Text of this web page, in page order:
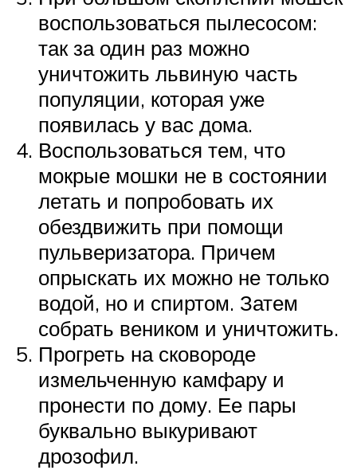
воспользоваться пылесосом:
так за один раз можно
уничтожить львиную часть
популяции, которая уже
появилась у вас дома.
Воспользоваться тем, что
мокрые мошки не в состоянии
летать и попробовать их
обездвижить при помощи
пульверизатора. Причем
опрыскать их можно не только
водой, но и спиртом. Затем
собрать веником и уничтожить.
Прогреть на сковороде
измельченную камфару и
пронести по дому. Ее пары
буквально выкуривают
дрозофил.